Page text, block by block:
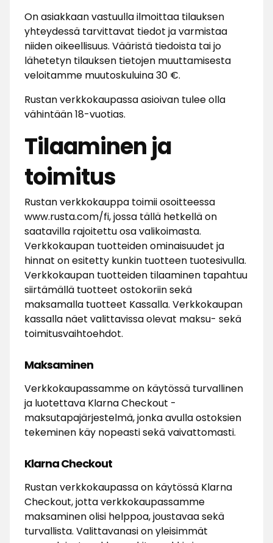
On asiakkaan vastuulla ilmoittaa tilauksen
yhteydessä tarvittavat tiedot ja varmistaa
niiden oikeellisuus. Vääristä tiedoista tai jo
lähetetyn tilauksen tietojen muuttamisesta
veloitamme muutoskuluina 30 €.
Rustan verkkokaupassa asioivan tulee olla
vähintään 18-vuotias.
Tilaaminen ja
toimitus
Rustan verkkokauppa toimii osoitteessa
www.rusta.com/fi, jossa tällä hetkellä on
saatavilla rajoitettu osa valikoimasta.
Verkkokaupan tuotteiden ominaisuudet ja
hinnat on esitetty kunkin tuotteen tuotesivulla.
Verkkokaupan tuotteiden tilaaminen tapahtuu
siirtämällä tuotteet ostokoriin sekä
maksamalla tuotteet Kassalla. Verkkokaupan
kassalla näet valittavissa olevat maksu- sekä
toimitusvaihtoehdot.
Maksaminen
Verkkokaupassamme on käytössä turvallinen
ja luotettava Klarna Checkout -
maksutapajärjestelmä, jonka avulla ostoksien
tekeminen käy nopeasti sekä vaivattomasti.
Klarna Checkout
Rustan verkkokaupassa on käytössä Klarna
Checkout, jotta verkkokaupassamme
maksaminen olisi helppoa, joustavaa sekä
turvallista. Valittavanasi on yleisimmät